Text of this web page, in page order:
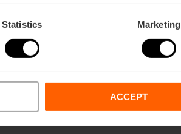
Statistics Marketing
ACCEPT
Bus